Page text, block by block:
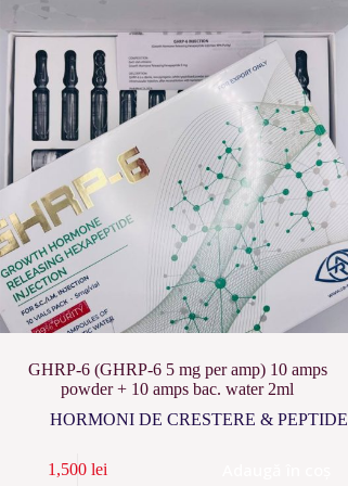
GHRP-6 (GHRP-6 5 mg per amp) 10 amps
powder + 10 amps bac. water 2ml
HORMONI DE CRESTERE & PEPTIDE
1,500lei